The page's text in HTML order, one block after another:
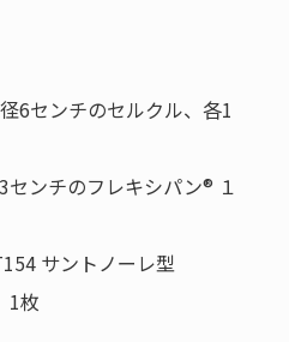
6センチのセルクル、各1
センチのフレキシパン® １
サントノーレ型
1枚